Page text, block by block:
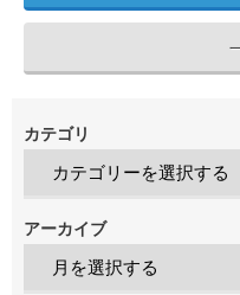
カテゴリ
アーカイブ